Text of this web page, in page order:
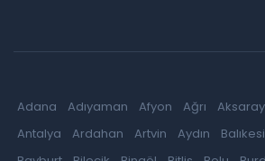
Adana Adıyaman Afyon Ağrı Aksaray
Antalya
Ardahan Artvin Aydın